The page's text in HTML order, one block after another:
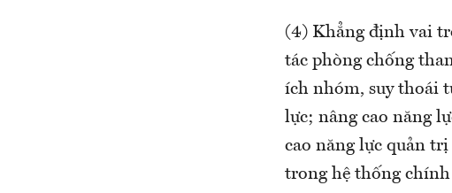
(4) Khẳng định vai
tác phòng chống
ích nhóm, suy thoái
lực; nâng cao năng
cao năng lực quản
trong hệ thống